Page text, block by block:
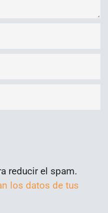
reducir el spam.
los datos de tus